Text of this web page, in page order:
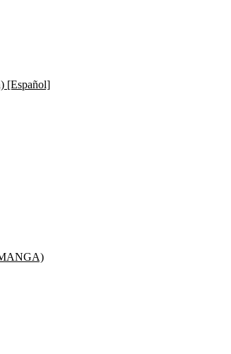
[Español]